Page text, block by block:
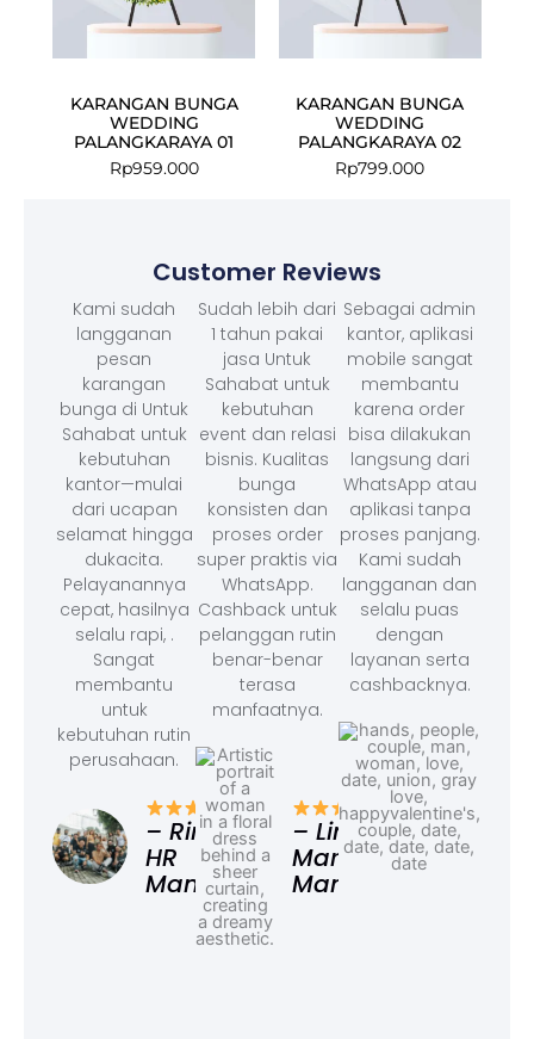
KARANGAN BUNGA
WEDDING
PALANGKARAYA 01
Rp959.000
KARANGAN BUNGA
WEDDING
PALANGKARAYA 02
Rp799.000
Customer Reviews
Kami sudah
langganan
pesan
karangan
bunga di Untuk
Sahabat untuk
kebutuhan
kantor—mulai
dari ucapan
selamat hingga
dukacita.
Pelayanannya
cepat, hasilnya
selalu rapi, .
Sangat
membantu
untuk
kebutuhan rutin
perusahaan.
– Rina,
HR
Manager
Sudah lebih dari
1 tahun pakai
jasa Untuk
Sahabat untuk
kebutuhan
event dan relasi
bisnis. Kualitas
bunga
konsisten dan
proses order
super praktis via
WhatsApp.
Cashback untuk
pelanggan rutin
benar-benar
terasa
manfaatnya.
– Linda,
Marketing
Manager
Sebagai admin
kantor, aplikasi
mobile sangat
membantu
karena order
bisa dilakukan
langsung dari
WhatsApp atau
aplikasi tanpa
proses panjang.
Kami sudah
langganan dan
selalu puas
dengan
layanan serta
cashbacknya.